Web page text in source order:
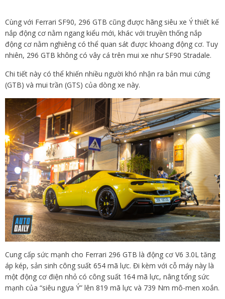
Cùng với Ferrari SF90, 296 GTB cũng được hãng siêu xe Ý thiết kế
nắp động cơ nằm ngang kiểu mới, khác với truyền thống nắp
động cơ nằm nghiêng có thể quan sát được khoang động cơ. Tuy
nhiên, 296 GTB không có vây cá trên mui xe như SF90 Stradale.
Chi tiết này có thể khiến nhiều người khó nhận ra bản mui cứng
(GTB) và mui trần (GTS) của dòng xe này.
Cung cấp sức mạnh cho Ferrari 296 GTB là động cơ V6 3.0L tăng
áp kép, sản sinh công suất 654 mã lực. Đi kèm với cỗ máy này là
một động cơ điện nhỏ có công suất 164 mã lực, nâng tổng sức
mạnh của “siêu ngựa Ý” lên 819 mã lực và 739 Nm mô-men xoắn.